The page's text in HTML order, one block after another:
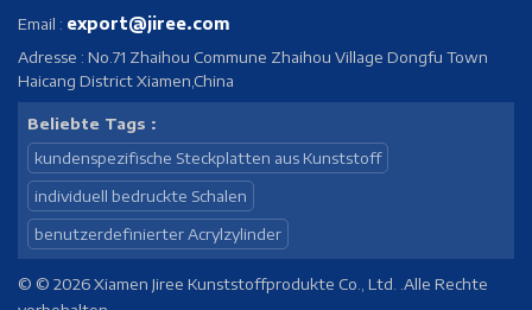
Email : export@jiree.com
Adresse : No.71 Zhaihou Commune Zhaihou Village Dongfu Town
Haicang District Xiamen,China
Beliebte Tags :
kundenspezifische Steckplatten aus Kunststoff
individuell bedruckte Schalen
benutzerdefinierter Acrylzylinder
© © 2026 Xiamen Jiree Kunststoffprodukte Co., Ltd. .Alle Rechte